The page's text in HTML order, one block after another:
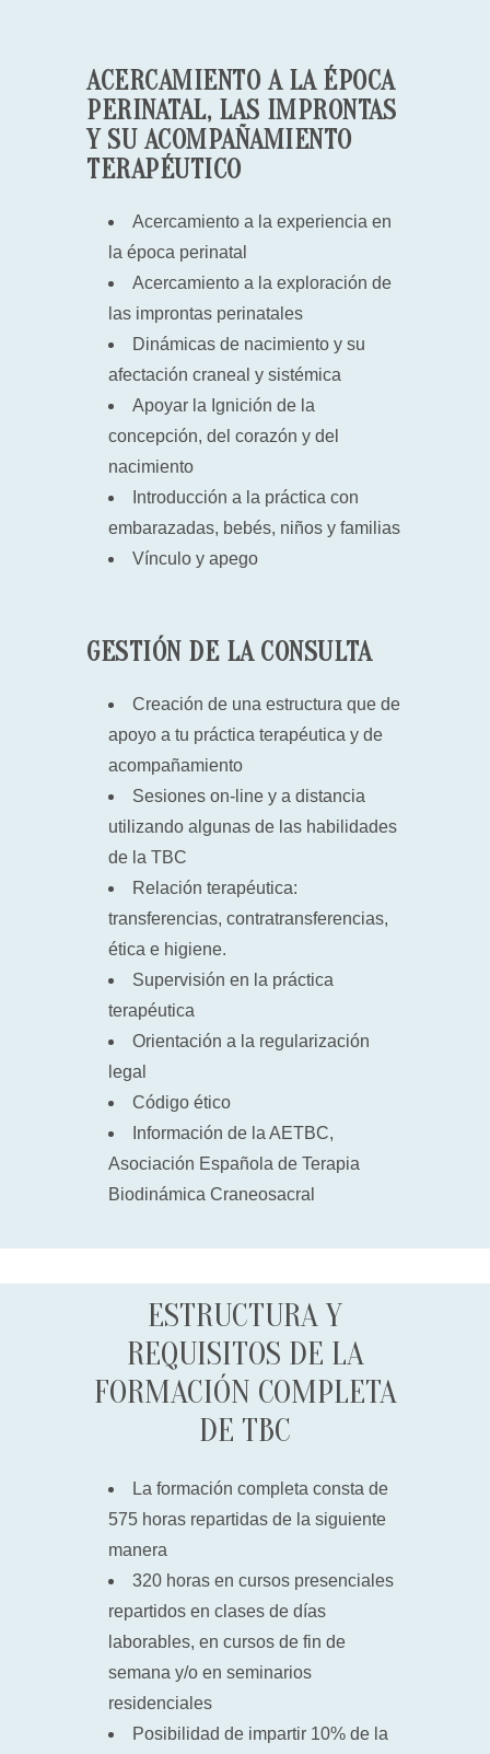
ACERCAMIENTO A LA ÉPOCA
PERINATAL, LAS IMPRONTAS
Y SU ACOMPAÑAMIENTO
TERAPÉUTICO
Acercamiento a la experiencia en
la época perinatal
Acercamiento a la exploración de
las improntas perinatales
Dinámicas de nacimiento y su
afectación craneal y sistémica
Apoyar la Ignición de la
concepción, del corazón y del
nacimiento
Introducción a la práctica con
embarazadas, bebés, niños y familias
Vínculo y apego
GESTIÓN DE LA CONSULTA
Creación de una estructura que de
apoyo a tu práctica terapéutica y de
acompañamiento
Sesiones on-line y a distancia
utilizando algunas de las habilidades
de la TBC
Relación terapéutica:
transferencias, contratransferencias,
ética e higiene.
Supervisión en la práctica
terapéutica
Orientación a la regularización
legal
Código ético
Información de la AETBC,
Asociación Española de Terapia
Biodinámica Craneosacral
ESTRUCTURA Y
REQUISITOS DE LA
FORMACIÓN COMPLETA
DE TBC
La formación completa consta de
575 horas repartidas de la siguiente
manera
320 horas en cursos presenciales
repartidos en clases de días
laborables, en cursos de fin de
semana y/o en seminarios
residenciales
Posibilidad de impartir 10% de la